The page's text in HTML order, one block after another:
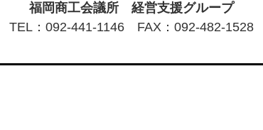
福岡商工会議所 経営支援グループ
TEL：092-441-1146 FAX：092-482-1528